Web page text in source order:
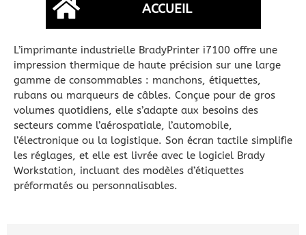
ACCUEIL
L’imprimante industrielle BradyPrinter i7100 offre une
impression thermique de haute précision sur une large
gamme de consommables : manchons, étiquettes,
rubans ou marqueurs de câbles. Conçue pour de gros
volumes quotidiens, elle s’adapte aux besoins des
secteurs comme l’aérospatiale, l’automobile,
l’électronique ou la logistique. Son écran tactile simplifie
les réglages, et elle est livrée avec le logiciel Brady
Workstation, incluant des modèles d’étiquettes
préformatés ou personnalisables.